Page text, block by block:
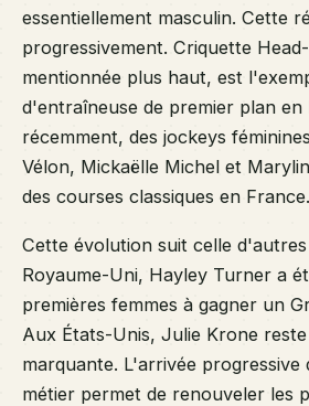
essentiellement masculin. Cette
progressivement. Criquette
mentionnée plus haut, est
d'entraîneuse de premier plan en
récemment, des jockeys
Vélon, Mickaëlle Michel et
des courses classiques en France.
Cette évolution suit celle
Royaume-Uni, Hayley Turner a
premières femmes à gagner un
Aux États-Unis, Julie Krone
marquante. L'arrivée progressive
métier permet de renouveler les